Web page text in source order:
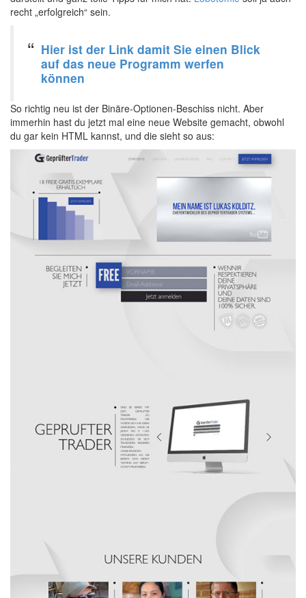
recht „erfolgreich“ sein.
Hier ist der Link damit Sie einen Blick
auf das neue Programm werfen
können
So richtig neu ist der Binäre-Optionen-Beschiss nicht. Aber
immerhin hast du jetzt mal eine neue Website gemacht, obwohl
du gar kein HTML kannst, und die sieht so aus: